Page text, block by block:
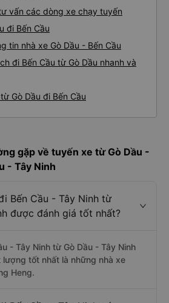
vấn các dòng xe chạy tuyến
đi Bến Cầu
tin nhà xe Gò Dầu - Bến Cầu
đi Bến Cầu từ Gò Dầu nhanh và
Gò Dầu đi Bến Cầu
gặp về tuyến xe từ Gò Dầu -
- Tây Ninh
Bến Cầu - Tây Ninh từ
được đánh giá tốt nhất?
- Tây Ninh từ Gò Dầu - Tây Ninh
tốt nhất là những nhà xe
Heng.